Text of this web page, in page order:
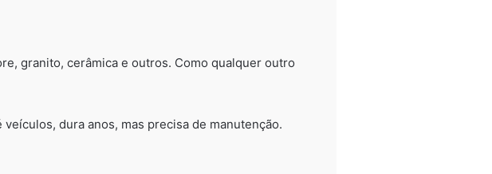
granito, cerâmica e outros. Como qualquer outro
dura anos, mas precisa de manutenção.